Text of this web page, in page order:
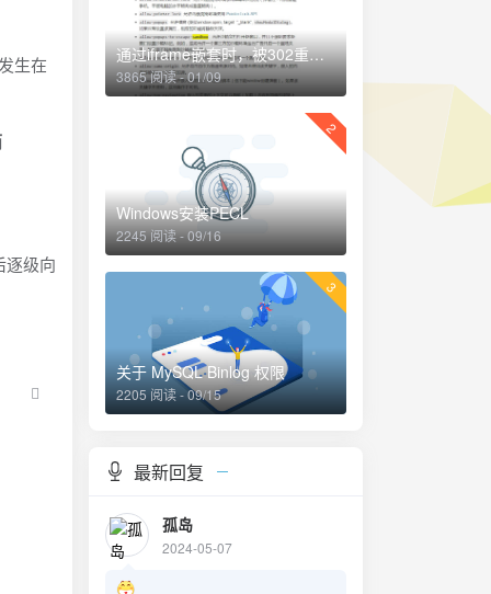
生在
逐级向
通过iframe嵌套时，被302重定向怎么办？
3865 阅读 - 01/09
2
Windows安装PECL
2245 阅读 - 09/16
3
关于 MySQL Binlog 权限
2205 阅读 - 09/15
最新回复
孤岛
2024-05-07